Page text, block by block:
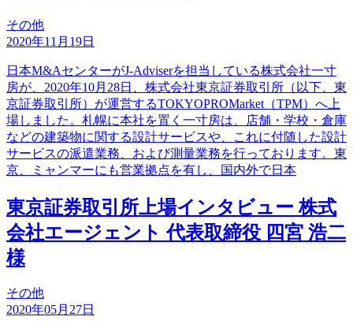
その他
2020年11月19日
日本M&AセンターがJ-Adviserを担当している株式会社一寸
房が、2020年10月28日、株式会社東京証券取引所（以下、東
京証券取引所）が運営するTOKYOPROMarket（TPM）へ上
場しました。札幌に本社を置く一寸房は、店舗・学校・倉庫
などの建築物に関する設計サービスや、これに付随した設計
サービスの派遣業務、および測量業務を行っております。東
京、ミャンマーにも営業拠点を有し、国内外で日本
東京証券取引所上場インタビュー 株式
会社エージェント 代表取締役 四宮 浩二
様
その他
2020年05月27日